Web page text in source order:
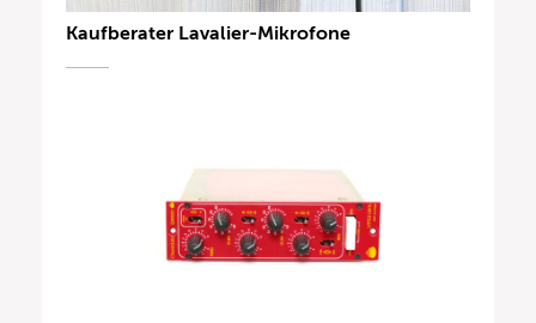
Kaufberater Lavalier-Mikrofone